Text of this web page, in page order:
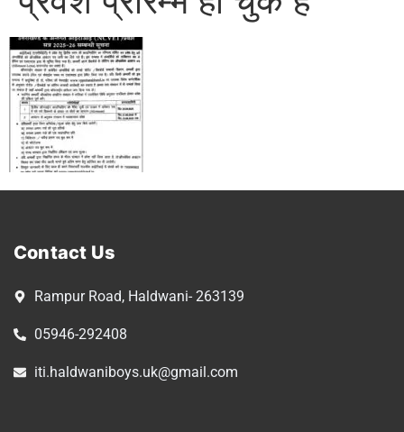
Contact Us
Rampur Road, Haldwani- 263139
05946-292408
iti.haldwaniboys.uk@gmail.com